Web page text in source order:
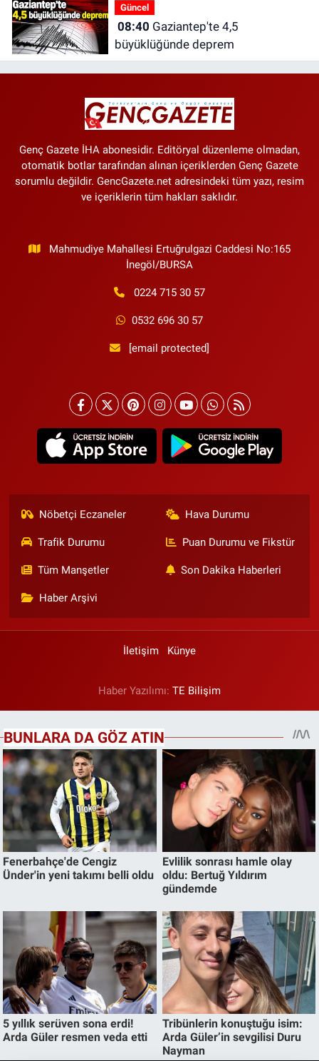
Güncel
08:40
büyüklüğünde deprem
Genç Gazete İHA abonesidir. Editöryal düzenleme olmadan,
otomatik botlar tarafından alınan içeriklerden Genç Gazete
sorumlu değildir. GencGazete.net adresindeki tüm yazı, resim
ve içeriklerin tüm hakları saklıdır.
Mahmudiye Mahallesi Ertuğrulgazi Caddesi No:165
İnegöl/BURSA
0224 715 30 57
0532 696 30 57
[email protected]
Nöbetçi Eczaneler Hava Durumu
Trafik Durumu Puan Durumu ve Fikstür
Tüm Manşetler Son Dakika Haberleri
Haber Arşivi
İletişim Künye
Haber Yazılımı: TE Bilişim